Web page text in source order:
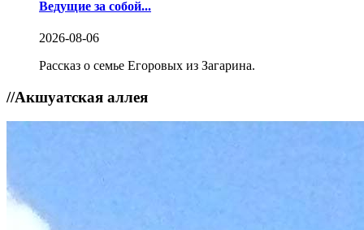
Ведущие за собой...
2026-08-06
Рассказ о семье Егоровых из Загарина.
//Акшуатская аллея